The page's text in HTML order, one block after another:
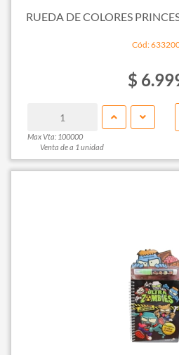
RUEDA DE COLORES
Cód:
$
Max Vta: 100000
Venta de a 1 unidad